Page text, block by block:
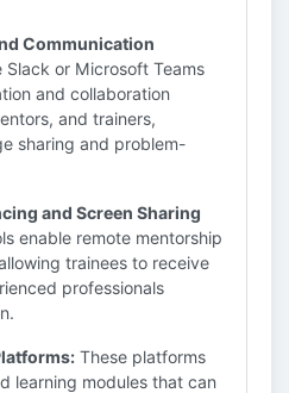
Communication
Slack or Microsoft Teams
and collaboration
and trainers,
sharing and problem-
and Screen Sharing
enable remote mentorship
trainees to receive
professionals
These platforms
learning modules that can